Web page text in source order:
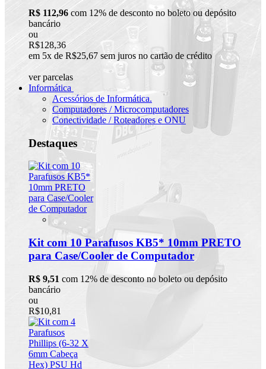
R$ 112,96 com 12% de desconto no boleto ou depósito
bancário
ou
R$128,36
em 5x de R$25,67 sem juros no cartão de crédito
ver parcelas
Informática
Acessórios de Informática.
Computadores / Microcomputadores
Conectividade / Roteadores e ONU
Destaques
Kit com 10 Parafusos KB5* 10mm PRETO
para Case/Cooler de Computador
R$ 9,51 com 12% de desconto no boleto ou depósito
bancário
ou
R$10,81